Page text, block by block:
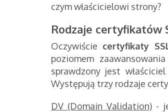
czym właścicielowi strony?
Rodzaje certyfikatów
Oczywiście certyfikaty
poziomem
sprawdzony jest
Występują trzy rodzaje
DV (Domain Validation) -